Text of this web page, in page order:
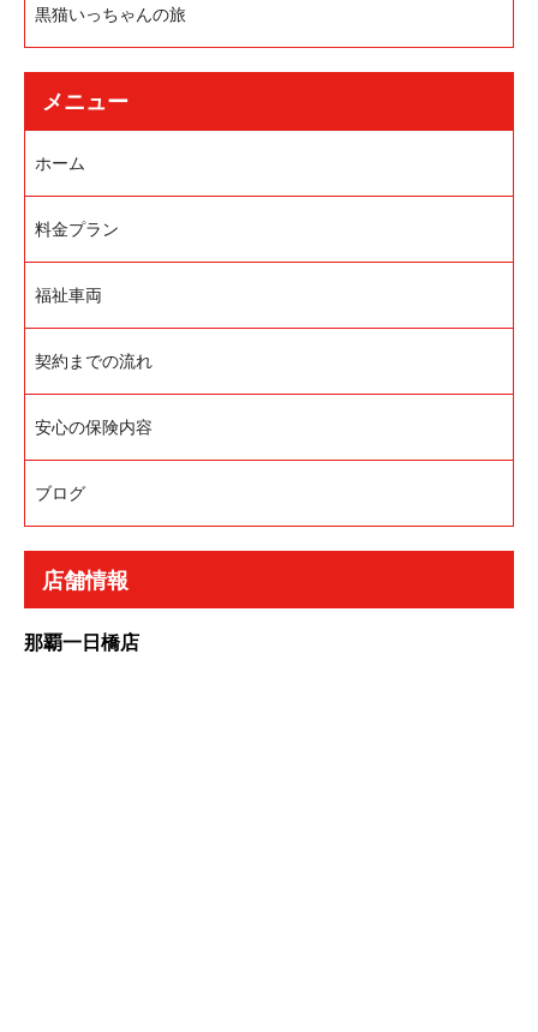
黒猫いっちゃんの旅
メニュー
ホーム
料金プラン
福祉車両
契約までの流れ
安心の保険内容
ブログ
店舗情報
那覇一日橋店